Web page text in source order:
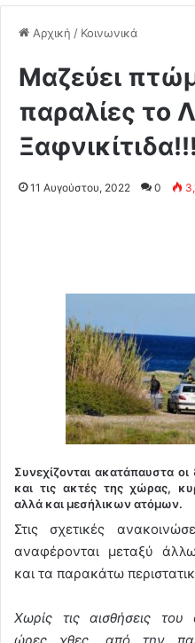
Αρχική / Κοινωνικά
Μαζεύει
παραλίες το
Ξαφνικίτιδα!!!
11 Αυγούστου, 2022 0
Συνεχίζονται ακατάπαυστα
και τις ακτές της χώρας,
αλλά και μεσήλικων ατόμων.
Στις σχετικές
αναφέρονται μεταξύ
και τα παρακάτω
Χωρίς τις αισθήσεις του